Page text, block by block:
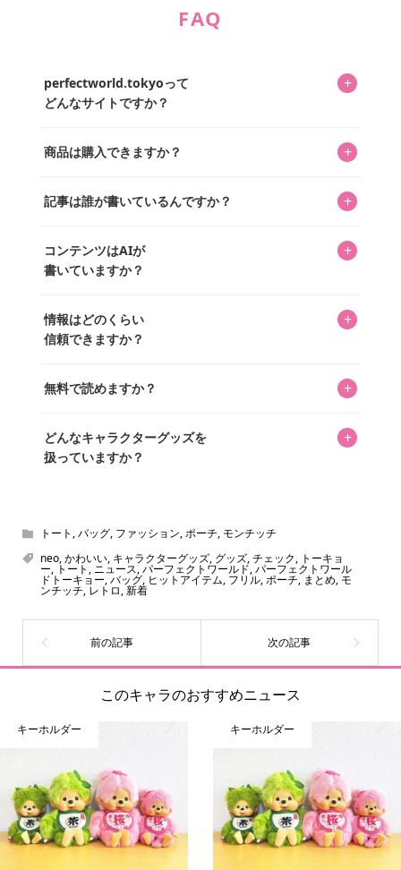
FAQ
perfectworld.tokyoって
どんなサイトですか？
+
ってもらうニュースサイトです。運営はキャラグッズコレ
を中心に行われており、私たちは実際に40,000種のキャラグ
商品は購入できますか？ +
「perfectworld.shop」で、ほとんど全てのアイテムを購
があり、そこからジャンプできます。
記事は誰が書いているんですか？ +
ています。記事内の99%を超えるほぼすべての写真も、1枚
ずつ心を込めて自分たちで撮影したものです。さらに、10
ッズを収集し、月に1,000点の新商品を選定・購入する編集
長KOSが全記事を監修しています。
コンテンツはAIが
書いていますか？
+
書いています。AIは使用していません。編集長KOSが最終確
認を行い、手動で更新しています。
情報はどのくらい
信頼できますか？
+
いをお届けすることは保証します。なお、記事内に価格は
め、正確な情報をお伝えできないからです。
無料で読めますか？ +
どんなキャラクターグッズを
扱っていますか？
+
ん！200種以上のトレンディなキャラクターやアニメキャラ
をご紹介しています。生まれたばかりの新しいキャラクタ
ーをいち早く皆さんにお届けすることも、私たちの使命の
ひとつです。
トート ,バッグ, ファッション,ポーチ, モンチッチ
neo,かわいい, キャラクターグッズ, グッズ,チェック, トーキョ
ー, トート , ニュース,パーフェクトワールド,パーフェクトワール
ドトーキョー,バッグ, ヒットアイテム, フリル,ポーチ, まとめ, モ
ンチッチ, レトロ,新着
このキャラのおすすめニュース
キーホルダー キーホルダー